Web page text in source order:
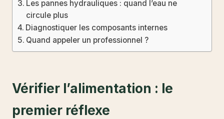
Les pannes hydrauliques : quand l’eau ne
circule plus
Diagnostiquer les composants internes
Quand appeler un professionnel ?
Vérifier l’alimentation : le
premier réflexe